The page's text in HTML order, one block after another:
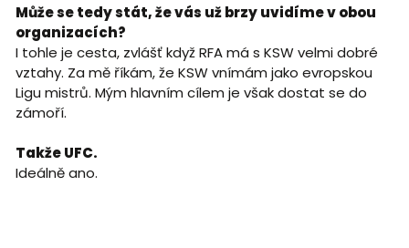
Může se tedy stát, že vás už brzy uvidíme v obou
organizacích?
I tohle je cesta, zvlášť když RFA má s KSW velmi dobré
vztahy. Za mě říkám, že KSW vnímám jako evropskou
Ligu mistrů. Mým hlavním cílem je však dostat se do
zámoří.
Takže UFC.
Ideálně ano.